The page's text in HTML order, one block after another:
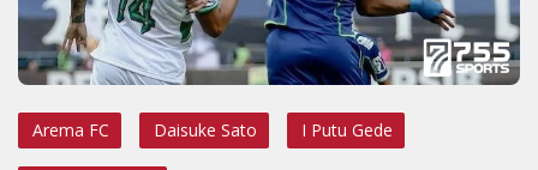
Arema FC Daisuke Sato I Putu Gede